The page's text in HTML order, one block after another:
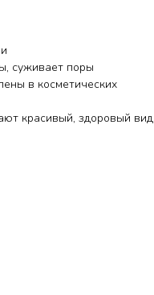
суживает поры
в косметических
красивый, здоровый вид